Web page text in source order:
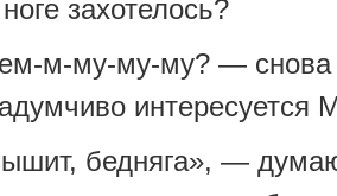
захотелось?
м-му-му-му? — снова
интересуется
бедняга», —